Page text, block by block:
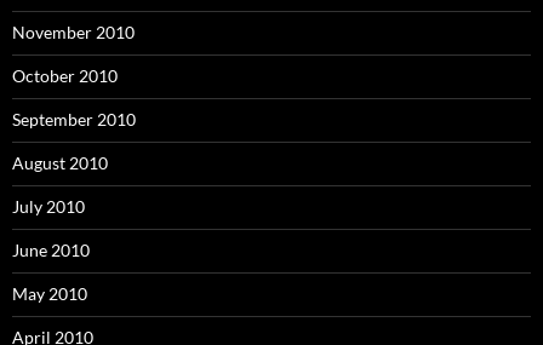
November 2010
October 2010
September 2010
August 2010
July 2010
June 2010
May 2010
April 2010